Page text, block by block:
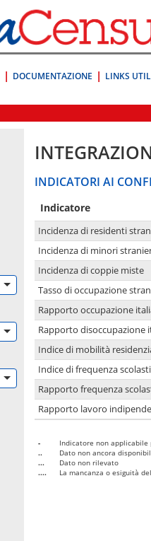
DOCUMENTAZIONE LINKS
INDICATORI AI
Indicatore
Incidenza di residenti
Incidenza di minori
Incidenza di coppie miste
Tasso di occupazione
Rapporto occupazione
Rapporto disoccupazione
Indice di mobilità
Indice di frequenza
Rapporto frequenza
Rapporto lavoro
-
Indicatore non
..
Dato non ancora
...
Dato non rilevato
....
La mancanza o esiguità